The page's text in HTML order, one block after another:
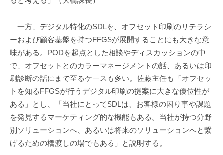
一方、デジタル特化のSDLを、オフセット印刷のリテラシ
ーおよび顧客基盤を持つFFGSが展開することにも大きな意
味がある。PODを起点とした相談やディスカッションの中
で、オフセットとのカラーマネージメントの話、あるいは印
刷診断の話にまで至るケースも多い。佐藤主任も「オフセッ
トを知るFFGSが行うデジタル印刷の提案に大きな優位性が
ある」とし、「当社にとってSDLは、お客様の困り事や課題
を発見するマーケティング的な機能もある。当社が持つ分野
別ソリューションへ、あるいは将来のソリューションへと繋
げるための橋渡しの場でもある」と説明する。